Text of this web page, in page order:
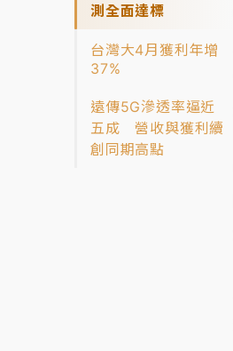
測全面達標
台灣大4月獲利年增
37%
遠傳5G滲透率逼近
五成 營收與獲利續
創同期高點